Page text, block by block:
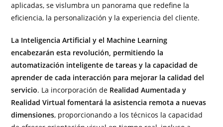
aplicadas, se vislumbra un panorama que redefine la
eficiencia, la personalización y la experiencia del cliente.
La Inteligencia Artificial y el Machine Learning
encabezarán esta revolución, permitiendo la
automatización inteligente de tareas y la capacidad de
aprender de cada interacción para mejorar la calidad del
servicio. La incorporación de Realidad Aumentada y
Realidad Virtual fomentará la asistencia remota a nuevas
dimensiones, proporcionando a los técnicos la capacidad